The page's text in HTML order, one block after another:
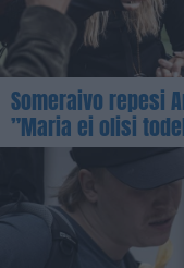
Someraivo repesi
”Maria ei olisi